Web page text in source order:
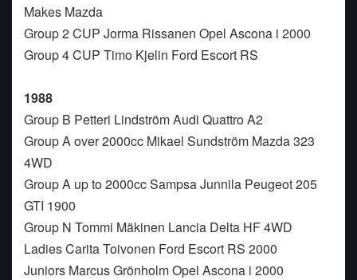
Makes Mazda
Group 2 CUP Jorma Rissanen Opel Ascona i 2000
Group 4 CUP Timo Kjelin Ford Escort RS
1988
Group B Petteri Lindström Audi Quattro A2
Group A over 2000cc Mikael Sundström Mazda 323
4WD
Group A up to 2000cc Sampsa Junnila Peugeot 205
GTI 1900
Group N Tommi Mäkinen Lancia Delta HF 4WD
Ladies Carita Toivonen Ford Escort RS 2000
Juniors Marcus Grönholm Opel Ascona i 2000